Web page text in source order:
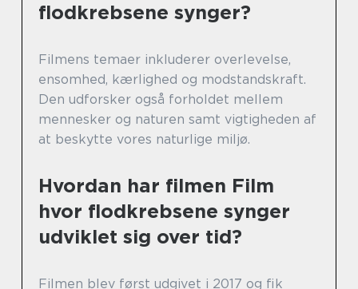
flodkrebsene synger?
Filmens temaer inkluderer overlevelse,
ensomhed, kærlighed og modstandskraft.
Den udforsker også forholdet mellem
mennesker og naturen samt vigtigheden af
at beskytte vores naturlige miljø.
Hvordan har filmen Film
hvor flodkrebsene synger
udviklet sig over tid?
Filmen blev først udgivet i 2017 og fik